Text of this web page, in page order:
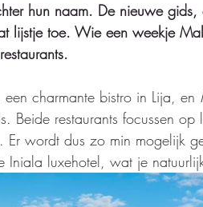
hun naam. De nieuwe
lijstje toe. Wie een weekje
een charmante bistro in Lija, en
Beide restaurants focussen
Er wordt dus zo min mogelijk
Iniala luxehotel, wat je